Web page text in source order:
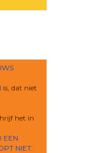
is, dat niet
het in
EEN
NIET: